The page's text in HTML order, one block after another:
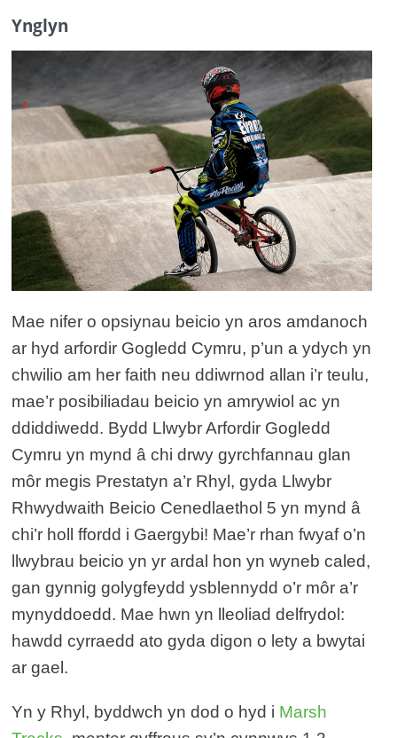
Ynglyn
Mae nifer o opsiynau beicio yn aros amdanoch
ar hyd arfordir Gogledd Cymru, p’un a ydych yn
chwilio am her faith neu ddiwrnod allan i’r teulu,
mae’r posibiliadau beicio yn amrywiol ac yn
ddiddiwedd. Bydd Llwybr Arfordir Gogledd
Cymru yn mynd â chi drwy gyrchfannau glan
môr megis Prestatyn a’r Rhyl, gyda Llwybr
Rhwydwaith Beicio Cenedlaethol 5 yn mynd â
chi’r holl ffordd i Gaergybi! Mae’r rhan fwyaf o’n
llwybrau beicio yn yr ardal hon yn wyneb caled,
gan gynnig golygfeydd ysblennydd o’r môr a’r
mynyddoedd. Mae hwn yn lleoliad delfrydol:
hawdd cyrraedd ato gyda digon o lety a bwytai
ar gael.
Yn y Rhyl, byddwch yn dod o hyd i Marsh